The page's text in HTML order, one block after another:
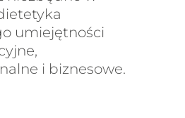
umiejętności
i biznesowe.